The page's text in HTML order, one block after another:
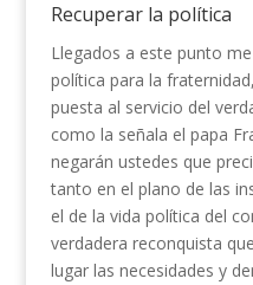
Recuperar la política
Llegados a este punto
política para la
puesta al servicio del
como la señala el papa
negarán ustedes que
tanto en el plano de las
el de la vida política del
verdadera reconquista
lugar las necesidades y